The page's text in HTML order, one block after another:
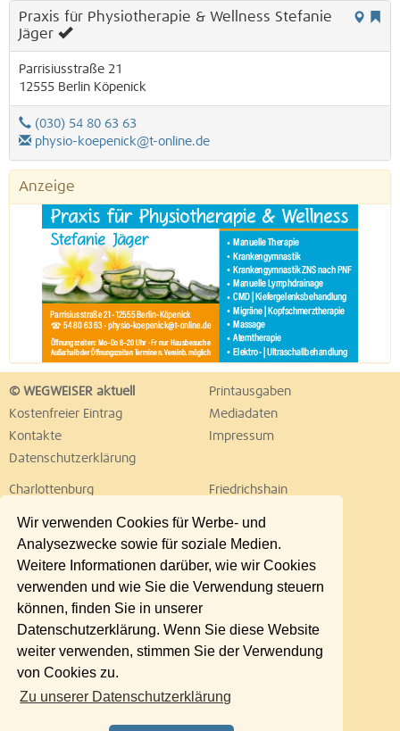
Wir verwenden Cookies für Werbe- und
Analysezwecke sowie für soziale Medien.
Weitere Informationen darüber, wie wir Cookies
verwenden und wie Sie die Verwendung steuern
können, finden Sie in unserer
Datenschutzerklärung. Wenn Sie diese Website
weiter verwenden, stimmen Sie der Verwendung
von Cookies zu.
Zu unserer Datenschutzerklärung
Praxis für Physiotherapie & Wellness Stefanie
Jäger
Parrisiusstraße 21
12555 Berlin Köpenick
(030) 54 80 63 63
physio-koepenick@t-online.de
Anzeige
© WEGWEISER aktuell
Printausgaben
Kostenfreier Eintrag
Mediadaten
Kontakte
Impressum
Datenschutzerklärung
Charlottenburg
Friedrichshain
Lichtenberg
Marzahn
Neukölln
Pankow
Reinickendorf
Schöneberg
Spandau
Steglitz
Tempelhof
Treptow
Umland Ost